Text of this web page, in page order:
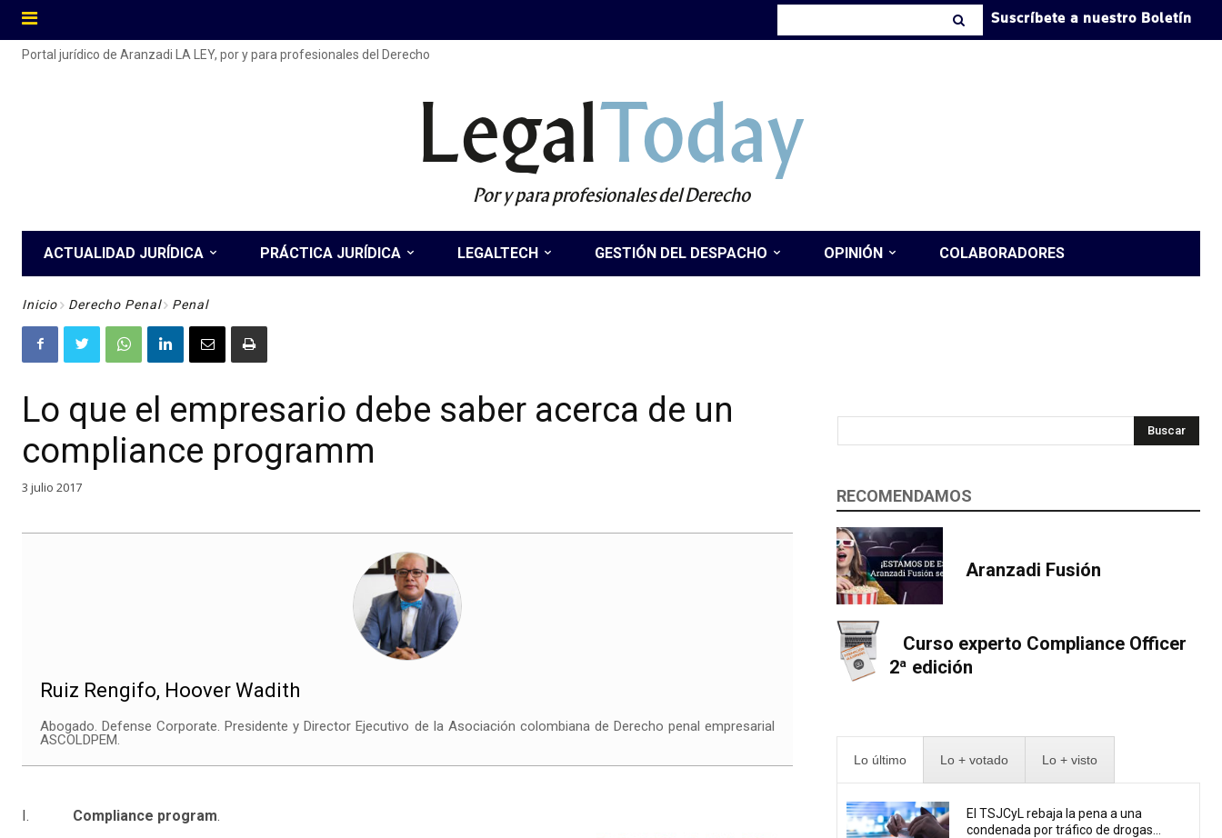
Suscríbete a nuestro Boletín
Portal jurídico de Aranzadi LA LEY, por y para profesionales del Derecho
LegalToday
Por y para profesionales del Derecho
ACTUALIDAD JURÍDICA PRÁCTICA JURÍDICA LEGALTECH GESTIÓN DEL DESPACHO OPINIÓN COLABORADORES
Inicio Derecho Penal Penal
Lo que el empresario debe saber acerca de un
compliance programm
3 julio 2017
Ruiz Rengifo, Hoover Wadith
Abogado. Defense Corporate. Presidente y Director Ejecutivo de la Asociación colombiana de Derecho penal empresarial
ASCOLDPEM.
I. Compliance program.
Buscar
RECOMENDAMOS
Aranzadi Fusión
Curso experto Compliance Officer
2ª edición
Lo último Lo + votado Lo + visto
El TSJCyL rebaja la pena a una
condenada por tráfico de drogas...